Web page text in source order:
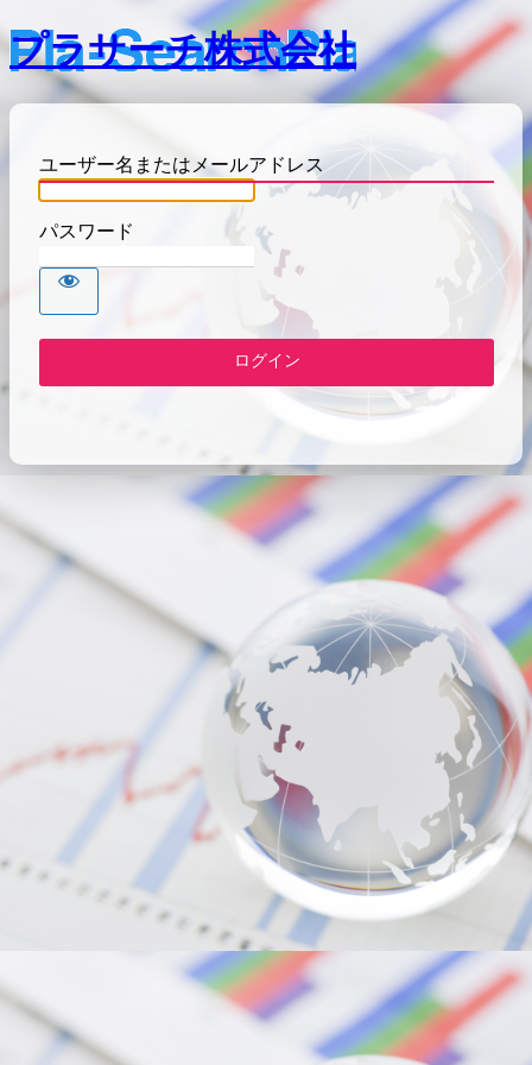
プラサーチ株式会社
ユーザー名またはメールアドレス
パスワード